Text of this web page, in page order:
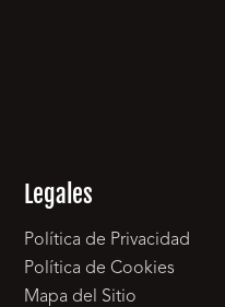
Legales
Política de Privacidad
Política de Cookies
Mapa del Sitio